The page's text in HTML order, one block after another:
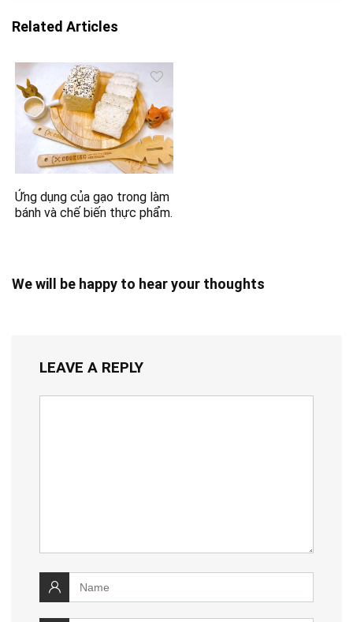
Related Articles
Ứng dụng của gạo trong làm
bánh và chế biến thực phẩm.
We will be happy to hear your thoughts
LEAVE A REPLY